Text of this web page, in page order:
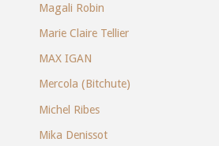
Magali Robin
Marie Claire Tellier
MAX IGAN
Mercola (Bitchute)
Michel Ribes
Mika Denissot